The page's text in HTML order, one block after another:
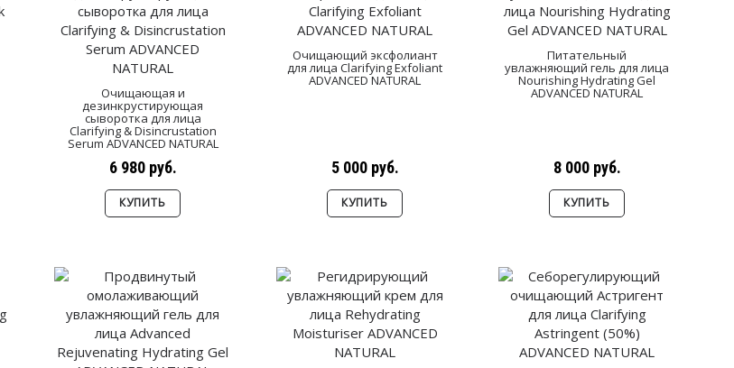
Очищающая и
дезинкрустирующая
сыворотка для лица
Clarifying & Disincrustation
Serum ADVANCED NATURAL
6 980 руб.
КУПИТЬ
Очищающий эксфолиант
для лица Clarifying Exfoliant
ADVANCED NATURAL
5 000 руб.
КУПИТЬ
Питательный
увлажняющий гель для лица
Nourishing Hydrating Gel
ADVANCED NATURAL
8 000 руб.
КУПИТЬ